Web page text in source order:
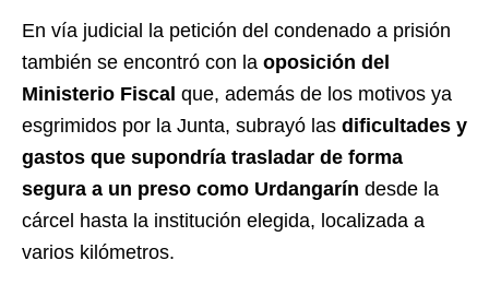
En vía judicial la petición del condenado a prisión
también se encontró con la oposición del
Ministerio Fiscal que, además de los motivos ya
esgrimidos por la Junta, subrayó las dificultades y
gastos que supondría trasladar de forma
segura a un preso como Urdangarín desde la
cárcel hasta la institución elegida, localizada a
varios kilómetros.